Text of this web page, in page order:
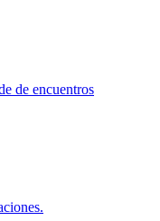
de encuentros